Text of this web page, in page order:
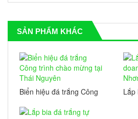
SẢN PHẨM KHÁC
Biển hiệu đá trắng Công
Nguyên
Lắp